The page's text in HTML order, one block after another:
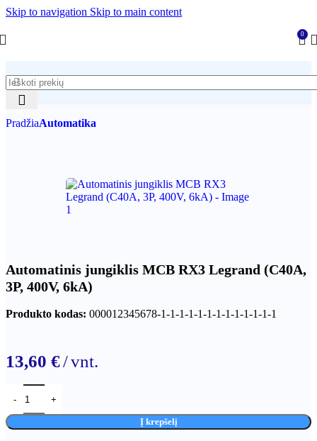
Skip to navigation Skip to main content
0
PradžiaAutomatika
Automatinis jungiklis MCB RX3 Legrand (C40A,
3P, 400V, 6kA)
Produkto kodas: 000012345678-1-1-1-1-1-1-1-1-1-1-1-1-1
13,60 € vnt.
Į krepšelį